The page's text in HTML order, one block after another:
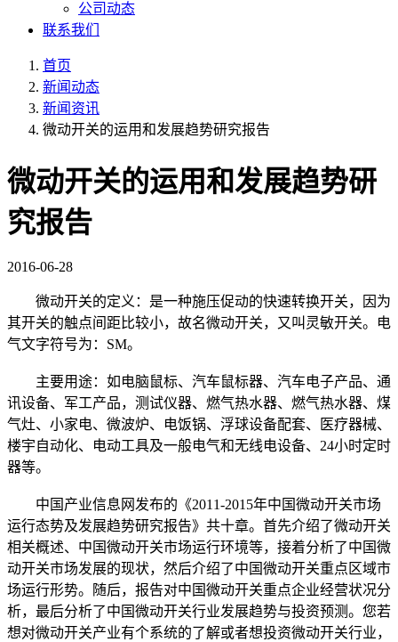
公司动态
联系我们
首页
新闻动态
新闻资讯
微动开关的运用和发展趋势研究报告
微动开关的运用和发展趋势研
究报告
2016-06-28
微动开关的定义：是一种施压促动的快速转换开关，因为
其开关的触点间距比较小，故名微动开关，又叫灵敏开关。电
气文字符号为：SM。
主要用途：如电脑鼠标、汽车鼠标器、汽车电子产品、通
讯设备、军工产品，测试仪器、燃气热水器、燃气热水器、煤
气灶、小家电、微波炉、电饭锅、浮球设备配套、医疗器械、
楼宇自动化、电动工具及一般电气和无线电设备、24小时定时
器等。
中国产业信息网发布的《2011-2015年中国微动开关市场
运行态势及发展趋势研究报告》共十章。首先介绍了微动开关
相关概述、中国微动开关市场运行环境等，接着分析了中国微
动开关市场发展的现状，然后介绍了中国微动开关重点区域市
场运行形势。随后，报告对中国微动开关重点企业经营状况分
析，最后分析了中国微动开关行业发展趋势与投资预测。您若
想对微动开关产业有个系统的了解或者想投资微动开关行业，